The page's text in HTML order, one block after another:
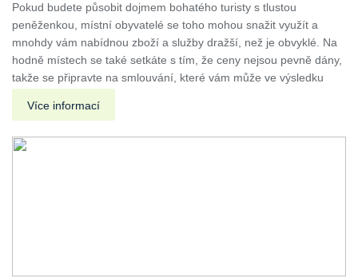
Pokud budete působit dojmem bohatého turisty s tlustou
peněženkou, místní obyvatelé se toho mohou snažit využít a
mnohdy vám nabídnou zboží a služby dražší, než je obvyklé. Na
hodně místech se také setkáte s tím, že ceny nejsou pevně dány,
takže se připravte na smlouvání, které vám může ve výsledku
Více informací